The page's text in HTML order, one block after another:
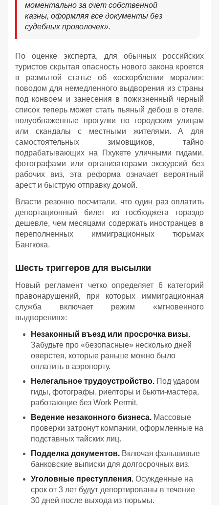
моментально за счет собственной
казны, оформляя все документы без
судебных проволочек».
По оценке эксперта, для обычных российских
туристов скрытая опасность нового закона кроется
в размытой статье об «оскорблении морали»:
поводом для немедленного выдворения из страны
под конвоем и занесения в пожизненный черный
список теперь может стать пьяный дебош в отеле,
полуобнаженные прогулки по городским улицам
или скандалы с местными жителями. А для
самостоятельных зимовщиков, тайно
подрабатывающих на Пхукете уличными гидами,
фотографами или организаторами экскурсий без
рабочих виз, эта реформа означает вероятный
арест и быструю отправку домой.
Власти резонно посчитали, что один раз оплатить
депортационный билет из госбюджета гораздо
дешевле, чем месяцами содержать иностранцев в
переполненных иммиграционных тюрьмах
Бангкока.
Шесть триггеров для высылки
Новый регламент четко определяет 6 категорий
правонарушений, при которых иммиграционная
служба включает режим «мгновенного
выдворения»:
Незаконный въезд или просрочка визы.
Забудьте про «безопасные» несколько дней
оверстея, которые раньше можно было
оплатить в аэропорту.
Нелегальное трудоустройство. Под ударом
гиды, фотографы, риелторы и бьюти-мастера,
работающие без Work Permit.
Ведение незаконного бизнеса. Массовые
проверки затронут компании, оформленные на
подставных тайских лиц.
Подделка документов. Включая фальшивые
банковские выписки для долгосрочных виз.
Уголовные преступления. Осужденные на
срок от 3 лет будут депортированы в течение
30 дней после выхода из тюрьмы.